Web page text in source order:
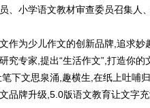
、小学语文教材审查委员召集人
为少儿作文的创新品牌,追求妙
究专家,提出“生活作文”,打造你
下文思泉涌,趣横生,在纸上吐哺归
牌升级,5.0版语文教育让文字充